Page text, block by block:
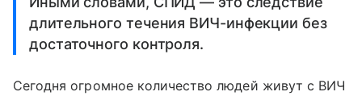
длительного течения ВИЧ-инфекции без
достаточного контроля.
Сегодня огромное количество людей живут с ВИЧ